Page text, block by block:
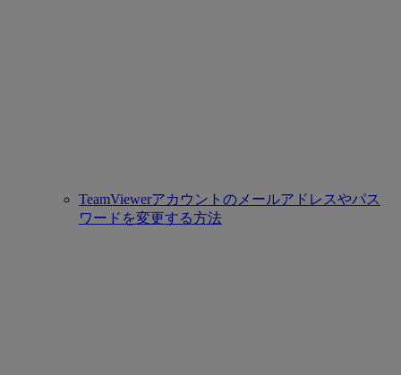
TeamViewerアカウントのメールアドレスやパス
ワードを変更する方法